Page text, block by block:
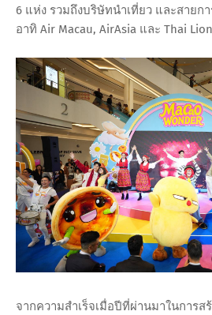
6 แห่ง รวมถึงบริษัทนำเที่ยว และสาย
อาทิ Air Macau, AirAsia และ Thai
จากความสำเร็จเมื่อปีที่ผ่านมาในการ